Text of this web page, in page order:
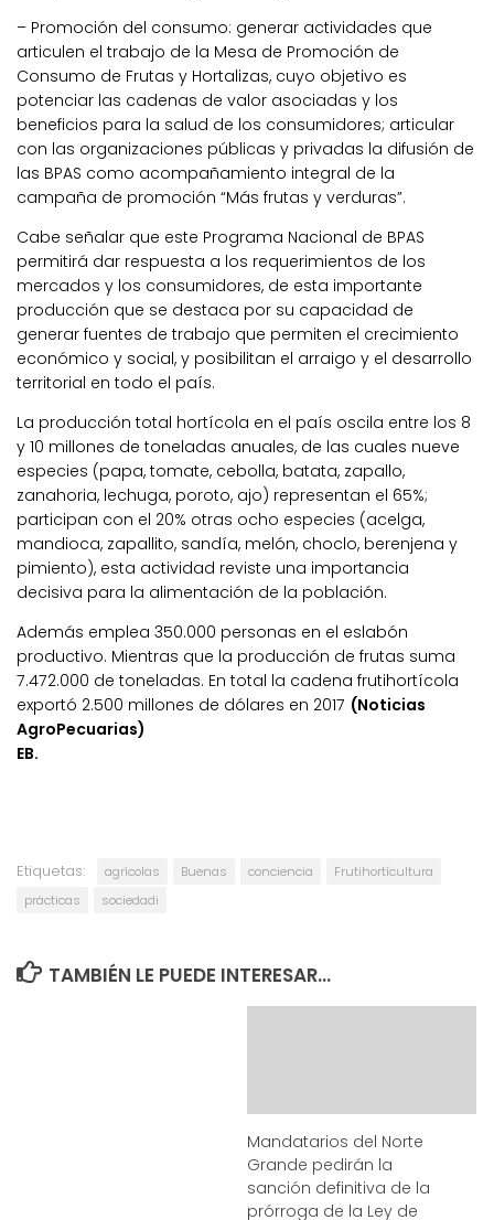
– Promoción del consumo: generar actividades que
articulen el trabajo de la Mesa de Promoción de
Consumo de Frutas y Hortalizas, cuyo objetivo es
potenciar las cadenas de valor asociadas y los
beneficios para la salud de los consumidores; articular
con las organizaciones públicas y privadas la difusión de
las BPAS como acompañamiento integral de la
campaña de promoción “Más frutas y verduras”.
Cabe señalar que este Programa Nacional de BPAS
permitirá dar respuesta a los requerimientos de los
mercados y los consumidores, de esta importante
producción que se destaca por su capacidad de
generar fuentes de trabajo que permiten el crecimiento
económico y social, y posibilitan el arraigo y el desarrollo
territorial en todo el país.
La producción total hortícola en el país oscila entre los 8
y 10 millones de toneladas anuales, de las cuales nueve
especies (papa, tomate, cebolla, batata, zapallo,
zanahoria, lechuga, poroto, ajo) representan el 65%;
participan con el 20% otras ocho especies (acelga,
mandioca, zapallito, sandía, melón, choclo, berenjena y
pimiento), esta actividad reviste una importancia
decisiva para la alimentación de la población.
Además emplea 350.000 personas en el eslabón
productivo. Mientras que la producción de frutas suma
7.472.000 de toneladas. En total la cadena frutihortícola
exportó 2.500 millones de dólares en 2017 (Noticias
AgroPecuarias)
EB.
Etiquetas: agrícolas Buenas conciencia
Frutihortícultura
prácticas
sociedadi
TAMBIÉN LE PUEDE INTERESAR...
Mandatarios del Norte
Grande pedirán la
sanción definitiva de la
prórroga de la Ley de